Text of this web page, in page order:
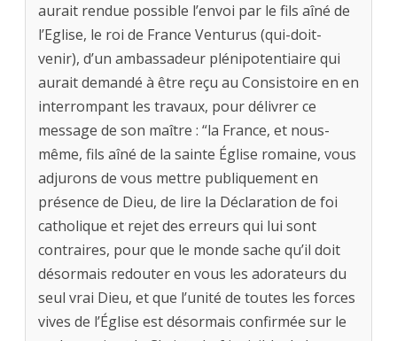
aurait rendue possible l’envoi par le fils aîné de
l’Eglise, le roi de France Venturus (qui-doit-
venir), d’un ambassadeur plénipotentiaire qui
aurait demandé à être reçu au Consistoire en en
interrompant les travaux, pour délivrer ce
message de son maître : “la France, et nous-
même, fils aîné de la sainte Église romaine, vous
adjurons de vous mettre publiquement en
présence de Dieu, de lire la Déclaration de foi
catholique et rejet des erreurs qui lui sont
contraires, pour que le monde sache qu’il doit
désormais redouter en vous les adorateurs du
seul vrai Dieu, et que l’unité de toutes les forces
vives de l’Église est désormais confirmée sur le